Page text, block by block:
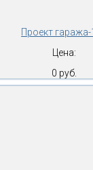
Проект
Цена:
0 руб.